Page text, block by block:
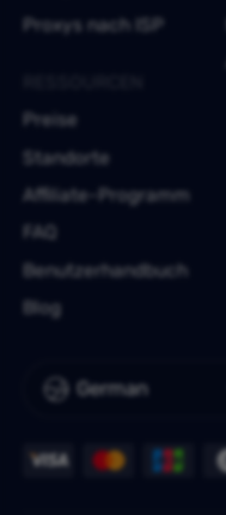
German
Proxys nach ISP
Preise
Standorte
Affiliate-Programm
FAQ
Benutzerhandbuch
Blog